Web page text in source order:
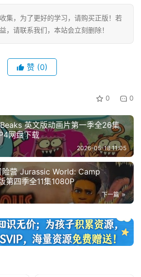
集，为了更好的学习，请购买正版！若
，请联系我们，本站会立刻删除！
赞 (0)
0 0
英文版动画片第一季全26集
网盘下载
2026-05-18 11:05
险营 Jurassic World: Camp
第四季全11集1080P
下一篇